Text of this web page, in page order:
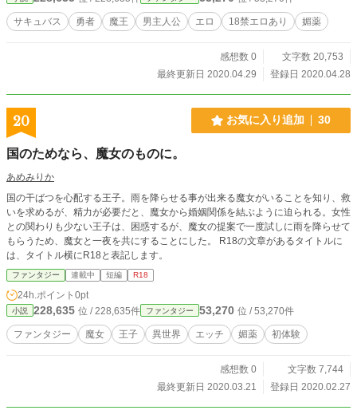
サキュバス 勇者 魔王 男主人公 エロ 18禁エロあり 媚薬
感想数 0
文字数 20,753
最終更新日 2020.04.29
登録日 2020.04.28
20 お気に入り追加 30
国のためなら、魔女のものに。
あめみりか
国の干ばつを心配する王子。雨を降らせる事が出来る魔女がいることを知り、救
いを求めるが、精力が必要だと、魔女から婚姻関係を結ぶように迫られる。女性
との関わりも少ない王子は、困惑するが、魔女の提案で一度試しに雨を降らせて
もらうため、魔女と一夜を共にすることにした。 R18の文章があるタイトルに
は、タイトル横にR18と表記します。
ファンタジー 連載中 短編 R18
24h.ポイント 0pt
小説 228,635 位 / 228,635件 ファンタジー 53,270 位 / 53,270件
ファンタジー 魔女 王子 異世界 エッチ 媚薬 初体験
感想数 0
文字数 7,744
最終更新日 2020.03.21
登録日 2020.02.27